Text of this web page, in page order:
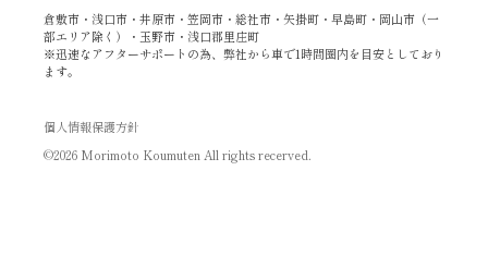
倉敷市・浅口市・井原市・笠岡市・総社市・矢掛町・早島町・岡山市（一
部エリア除く）・玉野市・浅口郡里庄町
※迅速なアフターサポートの為、弊社から車で1時間圏内を目安としており
ます。
個人情報保護方針
©2026 Morimoto Koumuten All rights recerved.